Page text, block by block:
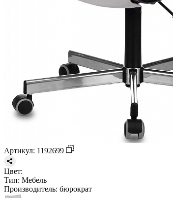
Артикул: 1192699
Цвет:
Тип: Мебель
Производитель: бюрократ